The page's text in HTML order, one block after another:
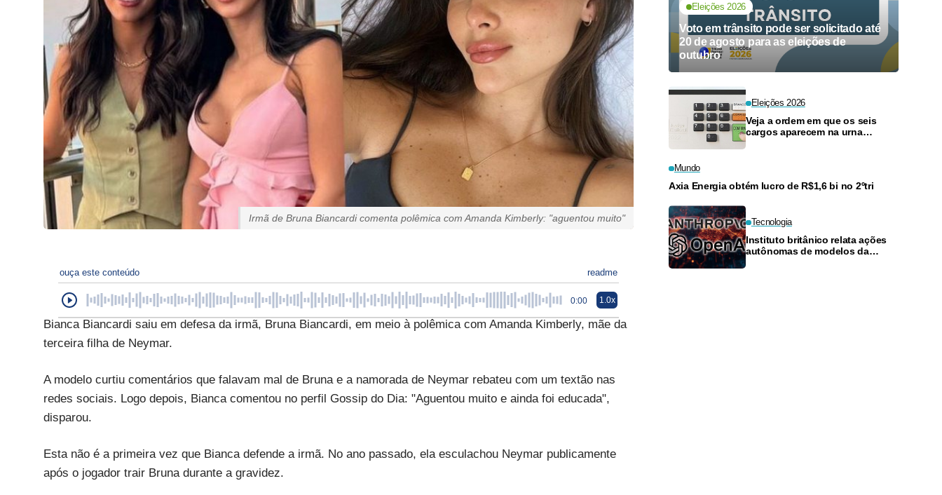
Irmã de Bruna Biancardi comenta polêmica com Amanda Kimberly: "aguentou muito"
ouça este conteúdo readme
0:00 1.0x
Bianca Biancardi saiu em defesa da irmã, Bruna Biancardi, em meio à polêmica com Amanda Kimberly, mãe da
terceira filha de Neymar.
A modelo curtiu comentários que falavam mal de Bruna e a namorada de Neymar rebateu com um textão nas
redes sociais. Logo depois, Bianca comentou no perfil Gossip do Dia: "Aguentou muito e ainda foi educada",
disparou.
Esta não é a primeira vez que Bianca defende a irmã. No ano passado, ela esculachou Neymar publicamente
após o jogador trair Bruna durante a gravidez.
Eleições 2026
Voto em trânsito pode ser solicitado até
20 de agosto para as eleições de
outubro
Eleições 2026
Veja a ordem em que os seis
cargos aparecem na urna
Mundo
Axia Energia obtém lucro de R$1,6 bi no 2ºtri
Tecnologia
Instituto britânico relata ações
autônomas de modelos da